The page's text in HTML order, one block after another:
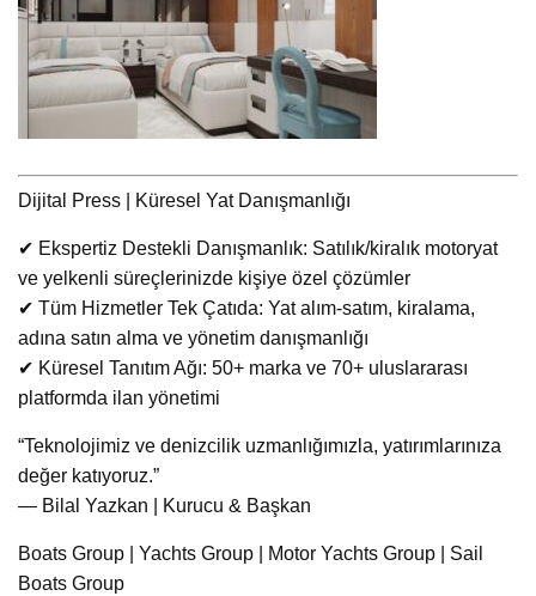
Dijital Press | Küresel Yat Danışmanlığı
✔ Ekspertiz Destekli Danışmanlık: Satılık/kiralık motoryat
ve yelkenli süreçlerinizde kişiye özel çözümler
✔ Tüm Hizmetler Tek Çatıda: Yat alım-satım, kiralama,
adına satın alma ve yönetim danışmanlığı
✔ Küresel Tanıtım Ağı: 50+ marka ve 70+ uluslararası
platformda ilan yönetimi
“Teknolojimiz ve denizcilik uzmanlığımızla, yatırımlarınıza
değer katıyoruz.”
— Bilal Yazkan | Kurucu & Başkan
Boats Group | Yachts Group | Motor Yachts Group | Sail
Boats Group